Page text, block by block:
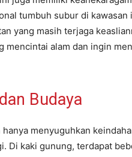
tumbuh subur di
yang masih terjaga
mencintai alam dan ingin
Budaya
menyuguhkan
Di kaki gunung, terdapat